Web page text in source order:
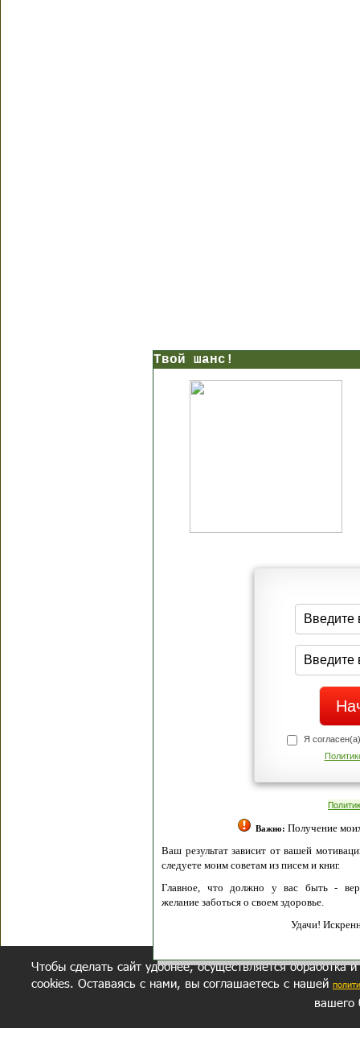
Твой шанс!
Я
Важно: Получение
Ваш результат зависит от вашей
следуете моим советам из писем и книг.
Главное, что должно у вас быть -
желание заботься о своем здоровье.
Удачи!
Чтобы сделать сайт удобнее, осуществляется обработка
cookies. Оставаясь с нами, вы соглашаетесь с нашей
вашего